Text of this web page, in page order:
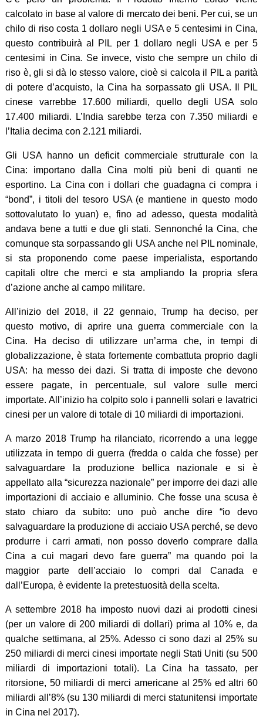
calcolato in base al valore di mercato dei beni. Per cui, se un
chilo di riso costa 1 dollaro negli USA e 5 centesimi in Cina,
questo contribuirà al PIL per 1 dollaro negli USA e per 5
centesimi in Cina. Se invece, visto che sempre un chilo di
riso è, gli si dà lo stesso valore, cioè si calcola il PIL a parità
di potere d’acquisto, la Cina ha sorpassato gli USA. Il PIL
cinese varrebbe 17.600 miliardi, quello degli USA solo
17.400 miliardi. L’India sarebbe terza con 7.350 miliardi e
l’Italia decima con 2.121 miliardi.
Gli USA hanno un deficit commerciale strutturale con la
Cina: importano dalla Cina molti più beni di quanti ne
esportino. La Cina con i dollari che guadagna ci compra i
“bond”, i titoli del tesoro USA (e mantiene in questo modo
sottovalutato lo yuan) e, fino ad adesso, questa modalità
andava bene a tutti e due gli stati. Sennonché la Cina, che
comunque sta sorpassando gli USA anche nel PIL nominale,
si sta proponendo come paese imperialista, esportando
capitali oltre che merci e sta ampliando la propria sfera
d’azione anche al campo militare.
All’inizio del 2018, il 22 gennaio, Trump ha deciso, per
questo motivo, di aprire una guerra commerciale con la
Cina. Ha deciso di utilizzare un’arma che, in tempi di
globalizzazione, è stata fortemente combattuta proprio dagli
USA: ha messo dei dazi. Si tratta di imposte che devono
essere pagate, in percentuale, sul valore sulle merci
importate. All’inizio ha colpito solo i pannelli solari e lavatrici
cinesi per un valore di totale di 10 miliardi di importazioni.
A marzo 2018 Trump ha rilanciato, ricorrendo a una legge
utilizzata in tempo di guerra (fredda o calda che fosse) per
salvaguardare la produzione bellica nazionale e si è
appellato alla “sicurezza nazionale” per imporre dei dazi alle
importazioni di acciaio e alluminio. Che fosse una scusa è
stato chiaro da subito: uno può anche dire “io devo
salvaguardare la produzione di acciaio USA perché, se devo
produrre i carri armati, non posso doverlo comprare dalla
Cina a cui magari devo fare guerra” ma quando poi la
maggior parte dell’acciaio lo compri dal Canada e
dall’Europa, è evidente la pretestuosità della scelta.
A settembre 2018 ha imposto nuovi dazi ai prodotti cinesi
(per un valore di 200 miliardi di dollari) prima al 10% e, da
qualche settimana, al 25%. Adesso ci sono dazi al 25% su
250 miliardi di merci cinesi importate negli Stati Uniti (su 500
miliardi di importazioni totali). La Cina ha tassato, per
ritorsione, 50 miliardi di merci americane al 25% ed altri 60
miliardi all’8% (su 130 miliardi di merci statunitensi importate
in Cina nel 2017).